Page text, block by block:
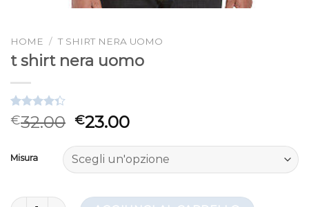
HOME / T SHIRT NERA UOMO
t shirt nera uomo
Valutato
4.33su 5
3
€32.00 €23.00
Misura
t shirt nera uomo quantità